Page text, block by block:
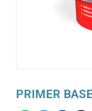
PRIMER